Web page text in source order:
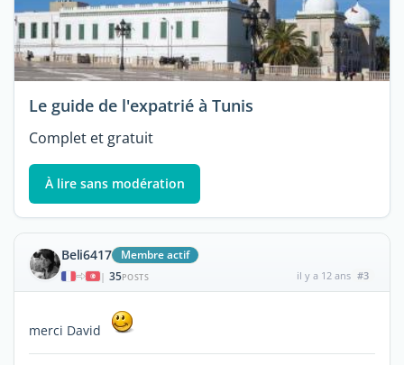
Le guide de l'expatrié à Tunis
Complet et gratuit
À lire sans modération
Beli6417 Membre actif
| 35POSTS il y a 12 ans #3
merci David